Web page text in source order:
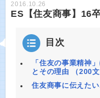
2016.10.26
ES【住友商事】16
目次
「住友の事業精神
とその理由 （200文
住友商事に伝えたい